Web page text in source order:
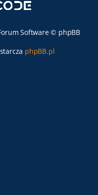
Software © phpBB
phpBB.pl